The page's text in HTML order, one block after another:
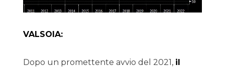
VALSOIA:
Dopo un promettente avvio del 2021, il